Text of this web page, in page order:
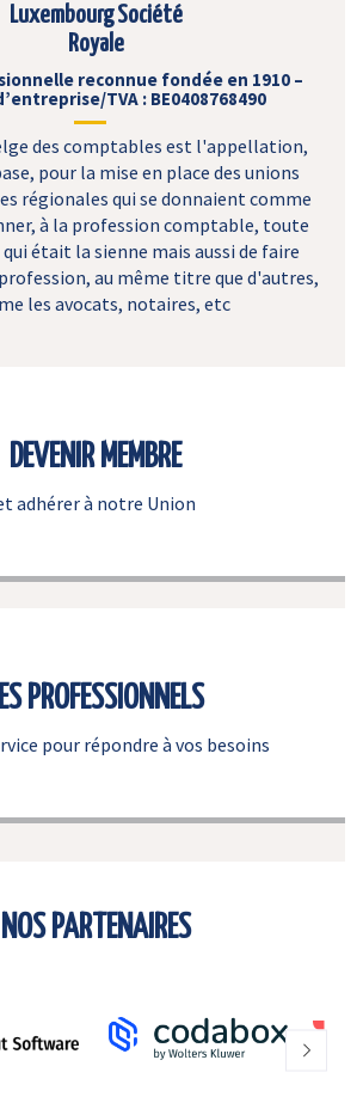
Luxembourg Société
Royale
reconnue fondée en 1910 –
TVA : BE0408768490
des comptables est l'appellation,
pour la mise en place des unions
régionales qui se donnaient comme
à la profession comptable, toute
était la sienne mais aussi de faire
au même titre que d'autres,
les avocats, notaires, etc
DEVENIR MEMBRE
adhérer à notre Union
PROFESSIONNELS
pour répondre à vos besoins
NOS PARTENAIRES